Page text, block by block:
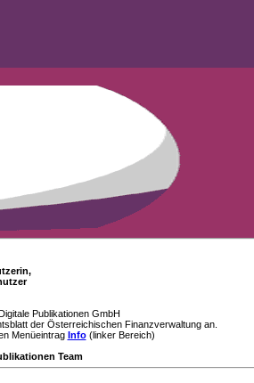
Publikationen GmbH
der Österreichischen Finanzverwaltung an.
Menüeintrag Info(linker Bereich)
Team